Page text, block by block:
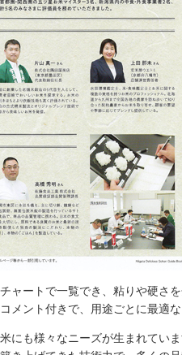
ャートで一覧でき、粘りや硬さ
メント付きで、用途ごとに最適
にも様々なニーズが生まれてい